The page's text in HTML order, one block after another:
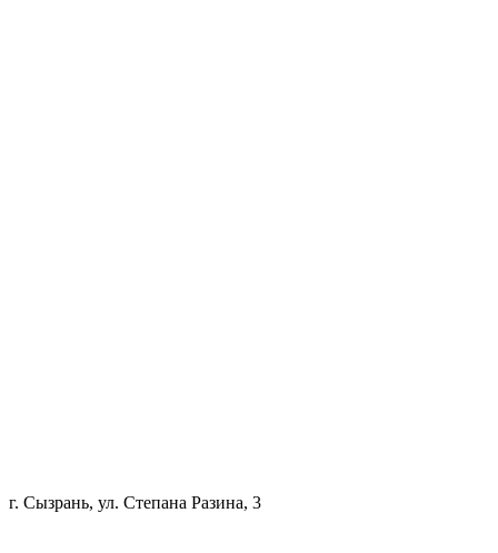
г. Сызрань, ул. Степана Разина, 3